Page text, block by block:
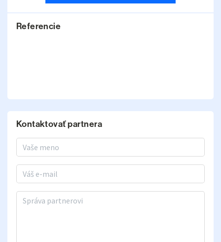
Referencie
Kontaktovať partnera
Meno a priezvisko
E-mail
Správa partnerovi